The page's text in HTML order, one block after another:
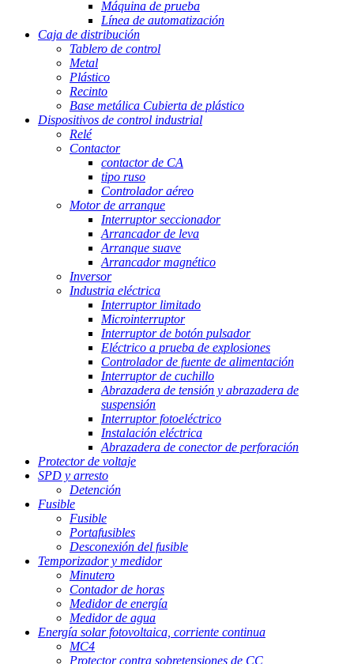
Máquina de prueba
Línea de automatización
Caja de distribución
Tablero de control
Metal
Plástico
Recinto
Base metálica Cubierta de plástico
Dispositivos de control industrial
Relé
Contactor
contactor de CA
tipo ruso
Controlador aéreo
Motor de arranque
Interruptor seccionador
Arrancador de leva
Arranque suave
Arrancador magnético
Inversor
Industria eléctrica
Interruptor limitado
Microinterruptor
Interruptor de botón pulsador
Eléctrico a prueba de explosiones
Controlador de fuente de alimentación
Interruptor de cuchillo
Abrazadera de tensión y abrazadera de
suspensión
Interruptor fotoeléctrico
Instalación eléctrica
Abrazadera de conector de perforación
Protector de voltaje
SPD y arresto
Detención
Fusible
Fusible
Portafusibles
Desconexión del fusible
Temporizador y medidor
Minutero
Contador de horas
Medidor de energía
Medidor de agua
Energía solar fotovoltaica, corriente continua
MC4
Protector contra sobretensiones de CC